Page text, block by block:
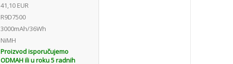
41,10 EUR
R9D7500
3000mAh/36Wh
NiMH
Proizvod isporučujemo
ODMAH ili u roku 5 radnih